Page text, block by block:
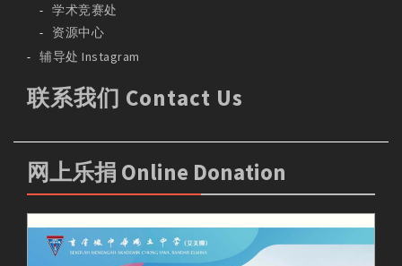
学术竞赛处
资源中心
辅导处 Instagram
联系我们 Contact Us
网上乐捐 Online Donation